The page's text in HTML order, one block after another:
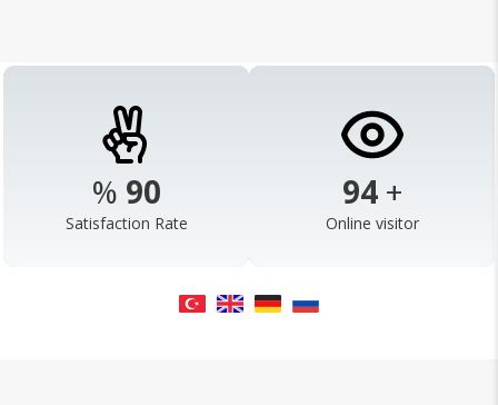
% 98
Satisfaction Rate
103 +
Online visitor